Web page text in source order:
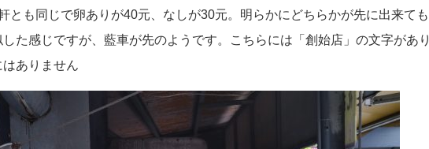
とも同じで卵ありが40元、なしが30元。明らかにどちらかが先に出来ても
した感じですが、藍車が先のようです。こちらには「創始店」の文字があり
はありません